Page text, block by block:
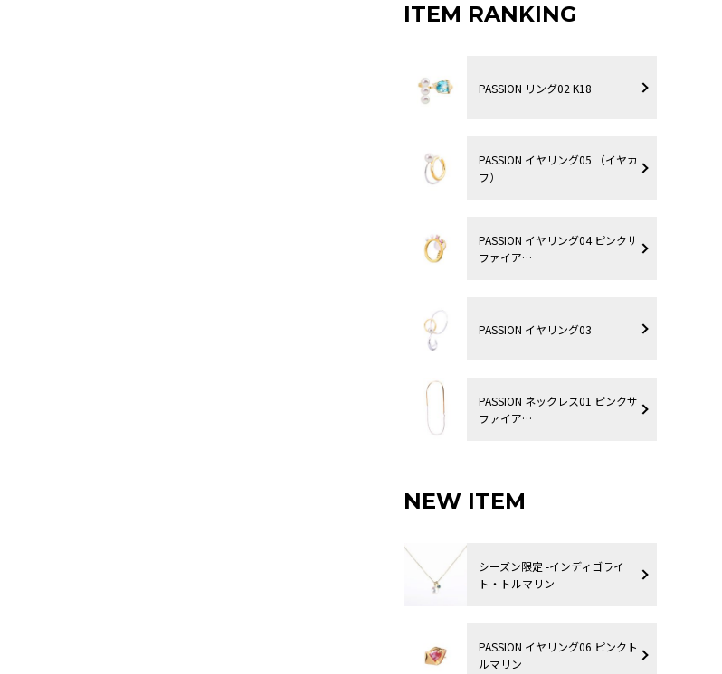
ITEM RANKING
PASSION リング02 K18
PASSION イヤリング05 （イヤカ
フ）
PASSION イヤリング04 ピンクサ
ファイア…
PASSION イヤリング03
PASSION ネックレス01 ピンクサ
ファイア…
NEW ITEM
シーズン限定 -インディゴライ
ト・トルマリン-
PASSION イヤリング06 ピンクト
ルマリン